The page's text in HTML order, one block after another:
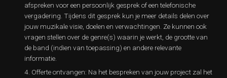
afspreken voor een persoonlijk gesprek of een telefonische
vergadering. Tijdens dit gesprek kun je meer details delen over
jouw muzikale visie, doelen en verwachtingen. Ze kunnen ook
vragen stellen over de genre(s) waarin je werkt, de grootte van
de band (indien van toepassing) en andere relevante
informatie.
Offerte ontvangen: Na het bespreken van jouw project zal het